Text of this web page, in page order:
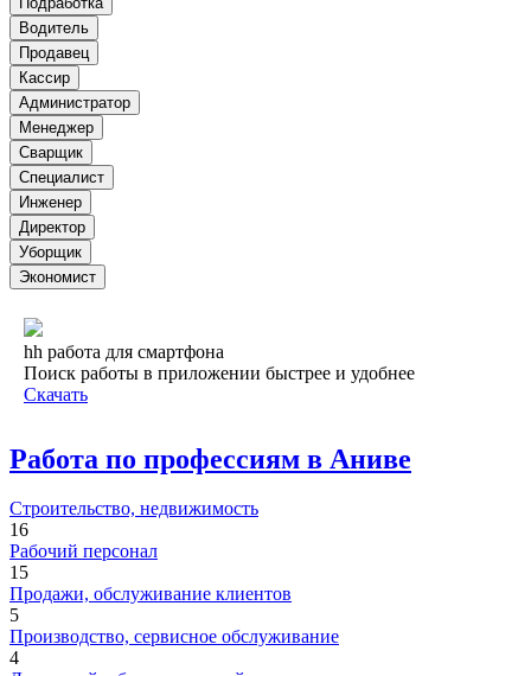
Водитель
Продавец
Кассир
Администратор
Менеджер
Сварщик
Специалист
Инженер
Директор
Уборщик
Экономист
hh работа для смартфона
Поиск работы в приложении быстрее и удобнее
Скачать
Работа по профессиям в Аниве
Строительство, недвижимость
16
Рабочий персонал
15
Продажи, обслуживание клиентов
5
Производство, сервисное обслуживание
4